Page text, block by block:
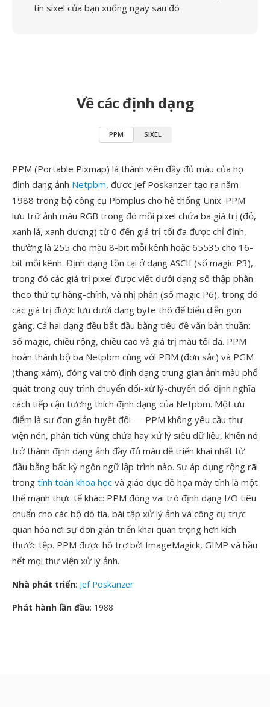
tin sixel của bạn xuống ngay sau đó
Về các định dạng
PPM SIXEL
PPM (Portable Pixmap) là thành viên đầy đủ màu của họ
định dạng ảnh Netpbm, được Jef Poskanzer tạo ra năm
1988 trong bộ công cụ Pbmplus cho hệ thống Unix. PPM
lưu trữ ảnh màu RGB trong đó mỗi pixel chứa ba giá trị (đỏ,
xanh lá, xanh dương) từ 0 đến giá trị tối đa được chỉ định,
thường là 255 cho màu 8-bit mỗi kênh hoặc 65535 cho 16-
bit mỗi kênh. Định dạng tồn tại ở dạng ASCII (số magic P3),
trong đó các giá trị pixel được viết dưới dạng số thập phân
theo thứ tự hàng-chính, và nhị phân (số magic P6), trong đó
các giá trị được lưu dưới dạng byte thô để biểu diễn gọn
gàng. Cả hai dạng đều bắt đầu bằng tiêu đề văn bản thuần:
số magic, chiều rộng, chiều cao và giá trị màu tối đa. PPM
hoàn thành bộ ba Netpbm cùng với PBM (đơn sắc) và PGM
(thang xám), đóng vai trò định dạng trung gian ảnh màu phổ
quát trong quy trình chuyển đổi-xử lý-chuyển đổi định nghĩa
cách tiếp cận tương thích định dạng của Netpbm. Một ưu
điểm là sự đơn giản tuyệt đối — PPM không yêu cầu thư
viện nén, phân tích vùng chứa hay xử lý siêu dữ liệu, khiến nó
trở thành định dạng ảnh đầy đủ màu dễ triển khai nhất từ
đầu bằng bất kỳ ngôn ngữ lập trình nào. Sự áp dụng rộng rãi
trong tính toán khoa học và giáo dục đồ họa máy tính là một
thế mạnh thực tế khác: PPM đóng vai trò định dạng I/O tiêu
chuẩn cho các bộ dò tia, bài tập xử lý ảnh và công cụ trực
quan hóa nơi sự đơn giản triển khai quan trọng hơn kích
thước tệp. PPM được hỗ trợ bởi ImageMagick, GIMP và hầu
hết mọi thư viện xử lý ảnh.
Nhà phát triển: Jef Poskanzer
Phát hành lần đầu: 1988